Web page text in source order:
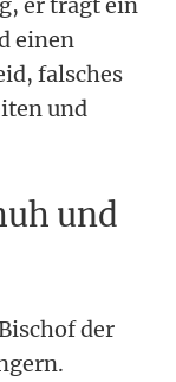
einen
falsches
und
und
der